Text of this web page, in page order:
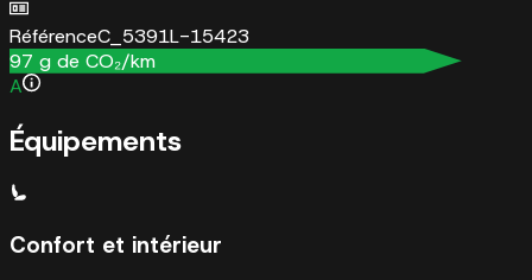
RéférenceC_5391L-15423
97 g de CO₂/km
A
Équipements
Confort et intérieur